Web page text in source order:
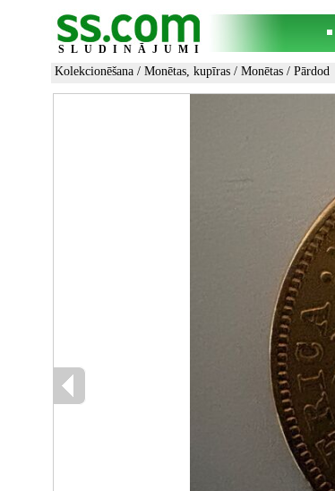
SLUDINĀJUMI
Kolekcionēšana / Monētas, kupīras / Monētas / Pārdod